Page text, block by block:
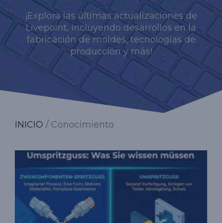
¡Explora las últimas actualizaciones de
Livepoint, incluyendo desarrollos en la
fabricación de moldes, tecnologías de
producción y más!
INICIO / Conocimiento